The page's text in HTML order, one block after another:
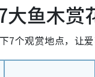
大鱼木赏
7个观赏地点，让